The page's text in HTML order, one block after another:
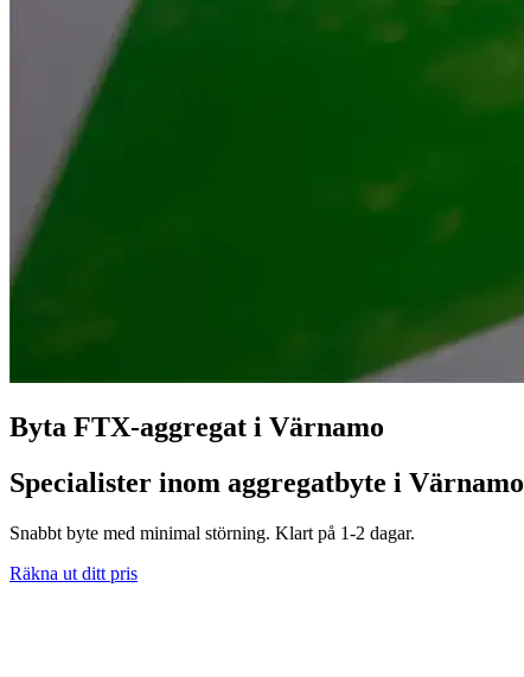
Byta FTX-aggregat i Värnamo
Specialister inom aggregatbyte i Värnamo
Snabbt byte med minimal störning. Klart på 1-2 dagar.
Räkna ut ditt pris